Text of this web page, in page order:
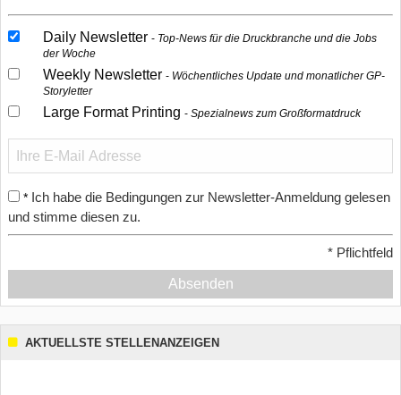
Daily Newsletter
Top-News für die Druckbranche und die Jobs
der Woche
Weekly Newsletter
Wöchentliches Update und monatlicher GP-
Storyletter
Large Format Printing Spezialnews zum Großformatdruck
* Ich habe die Bedingungen zur Newsletter-Anmeldung gelesen
und stimme diesen zu.
* Pflichtfeld
Absenden
AKTUELLSTE STELLENANZEIGEN